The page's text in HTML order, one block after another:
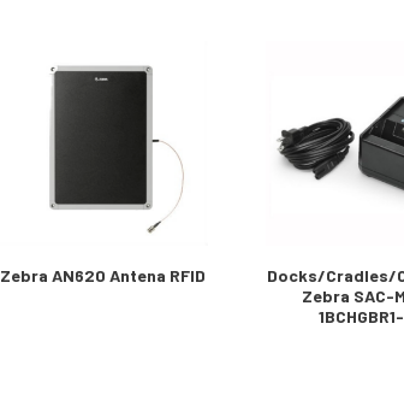
Zebra AN620 Antena RFID
Docks/Cradles/
Zebra SAC-